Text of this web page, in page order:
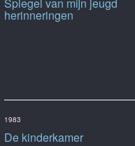
herinneringen
De kinderkamer
1983